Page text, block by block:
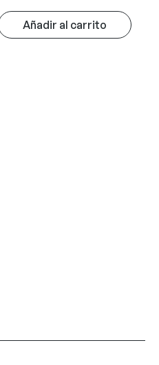
Añadir al carrito